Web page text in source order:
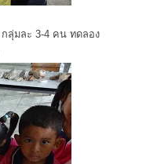
ลุ่มละ 3-4 คน ทดลอง